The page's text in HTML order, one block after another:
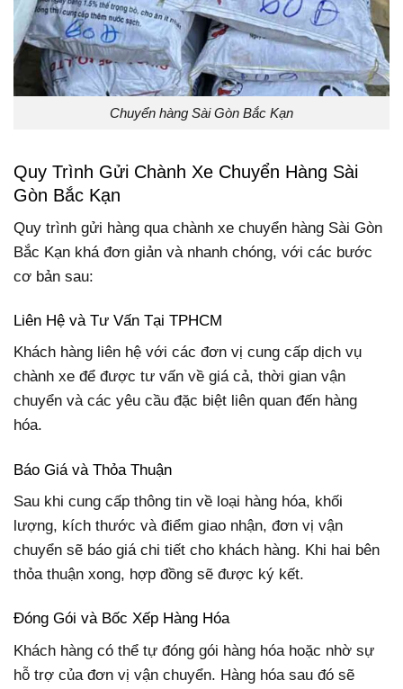
Chuyển hàng Sài Gòn Bắc Kạn
Quy Trình Gửi Chành Xe Chuyển Hàng Sài
Gòn Bắc Kạn
Quy trình gửi hàng qua chành xe chuyển hàng Sài Gòn
Bắc Kạn khá đơn giản và nhanh chóng, với các bước
cơ bản sau:
Liên Hệ và Tư Vấn Tại TPHCM
Khách hàng liên hệ với các đơn vị cung cấp dịch vụ
chành xe để được tư vấn về giá cả, thời gian vận
chuyển và các yêu cầu đặc biệt liên quan đến hàng
hóa.
Báo Giá và Thỏa Thuận
Sau khi cung cấp thông tin về loại hàng hóa, khối
lượng, kích thước và điểm giao nhận, đơn vị vận
chuyển sẽ báo giá chi tiết cho khách hàng. Khi hai bên
thỏa thuận xong, hợp đồng sẽ được ký kết.
Đóng Gói và Bốc Xếp Hàng Hóa
Khách hàng có thể tự đóng gói hàng hóa hoặc nhờ sự
hỗ trợ của đơn vị vận chuyển. Hàng hóa sau đó sẽ